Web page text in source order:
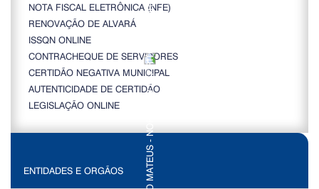
NOTA FISCAL ELETRÔNICA (NFE)
RENOVAÇÃO DE ALVARÁ
ISSQN ONLINE
CONTRACHEQUE DE SERVIDORES
CERTIDÃO NEGATIVA MUNICIPAL
AUTENTICIDADE DE CERTIDÃO
LEGISLAÇÃO ONLINE
ENTIDADES E ORGÃOS